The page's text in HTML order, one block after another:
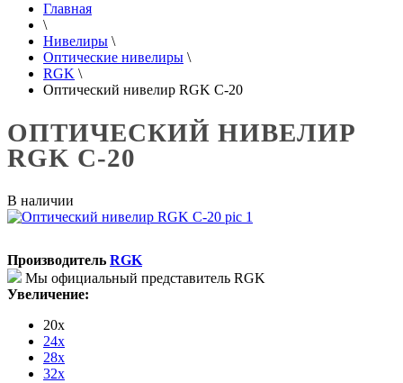
Главная
\
Нивелиры \
Оптические нивелиры \
RGK \
Оптический нивелир RGK C-20
ОПТИЧЕСКИЙ НИВЕЛИР
RGK C-20
В наличии
Производитель RGK
Мы официальный представитель RGK
Увеличение:
20x
24x
28x
32x